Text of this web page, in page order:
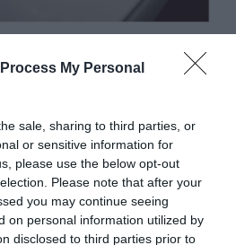
My Personal
sale, sharing to third parties, or
or sensitive information for
please use the below opt-out
Please note that after your
you may continue seeing
on personal information utilized by
disclosed to third parties prior to
oldalán elárulta, hogy
ugyasnis kisfiút hord a
pelenkázhat.